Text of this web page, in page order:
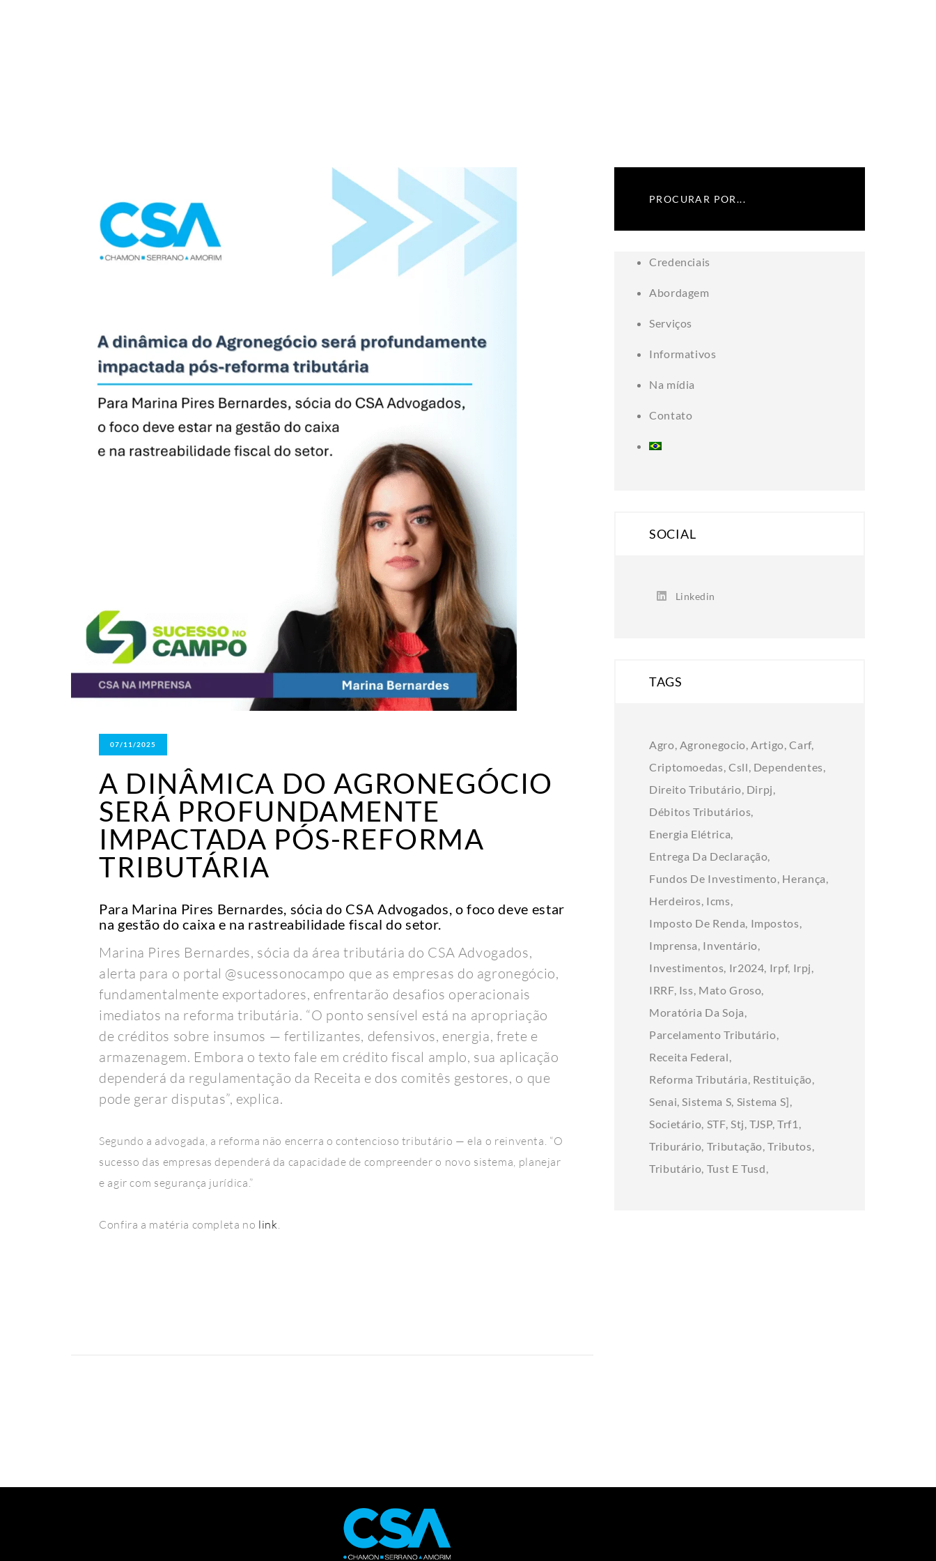
07/11/2025
A DINÂMICA DO AGRONEGÓCIO
SERÁ PROFUNDAMENTE
IMPACTADA PÓS-REFORMA
TRIBUTÁRIA
Para Marina Pires Bernardes, sócia do CSA Advogados, o foco deve estar
na gestão do caixa e na rastreabilidade fiscal do setor.
Marina Pires Bernardes, sócia da área tributária do CSA Advogados,
alerta para o portal @sucessonocampo que as empresas do agronegócio,
fundamentalmente exportadores, enfrentarão desafios operacionais
imediatos na reforma tributária. “O ponto sensível está na apropriação
de créditos sobre insumos — fertilizantes, defensivos, energia, frete e
armazenagem. Embora o texto fale em crédito fiscal amplo, sua aplicação
dependerá da regulamentação da Receita e dos comitês gestores, o que
pode gerar disputas”, explica.
Segundo a advogada, a reforma não encerra o contencioso tributário — ela o reinventa. “O
sucesso das empresas dependerá da capacidade de compreender o novo sistema, planejar
e agir com segurança jurídica.”
Confira a matéria completa no link.
Credenciais
Abordagem
Serviços
Informativos
Na mídia
Contato
SOCIAL
Linkedin
TAGS
Agro Agronegocio Artigo Carf
Criptomoedas Csll Dependentes
Direito Tributário Dirpj
Débitos Tributários
Energia Elétrica
Entrega Da Declaração
Fundos De Investimento Herança
Herdeiros Icms
Imposto De Renda Impostos
Imprensa Inventário
Investimentos Ir2024 Irpf Irpj
IRRF Iss Mato Groso
Moratória Da Soja
Parcelamento Tributário
Receita Federal
Reforma Tributária Restituição
Senai Sistema S Sistema S]
Societário STF Stj TJSP Trf1
Triburário Tributação Tributos
Tributário Tust E Tusd